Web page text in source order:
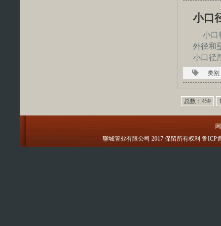
小口
小口
外径和
小口径
类别
总数：459
聊城管业有限公司 2017 保留所有权利 鲁ICP